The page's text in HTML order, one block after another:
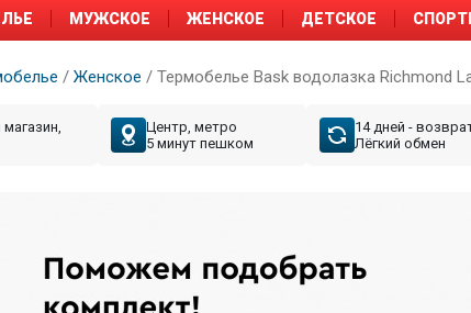
МУЖСКОЕ ЖЕНСКОЕ ДЕТСКОЕ
/ Женское / Термобелье Bask водолазка Richmond
Центр, метро
5 минут пешком
14 дней -
Лёгкий обмен